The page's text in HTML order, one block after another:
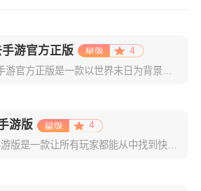
游官方正版
4
游版
4
kards手游版是一款让所有玩家都能从中找到快乐的二战题材的策略类数字卡牌游戏。kards将传统的收集类卡牌游戏的游戏方式与真实的战场策略和传统战略游戏启发产生的创新机制完美结合。运筹帷幄，与其他玩家